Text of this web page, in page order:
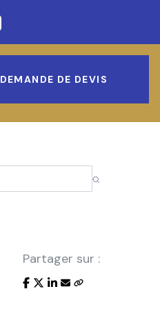
DEMANDE DE DEVIS
Partager sur :